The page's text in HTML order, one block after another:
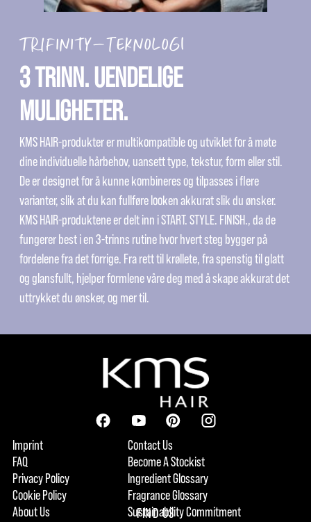
TRIFINITY-TEKNOLOGI
3 TRINN. UENDELIGE
MULIGHETER.
KMS HAIR-produkter er multikompatible og utviklet for å møte
dine individuelle hårbehov, uansett type, tekstur, form eller stil.
De er designet for å kunne kombineres og tilpasses i flere
varianter, slik at du kan fullføre looken akkurat slik du ønsker.
KMS HAIR-produktene er delt inn i START. STYLE. FINISH., da de
fungerer best i en 3-trinns rutine hvor hvert steg bygger på
fordelene fra det forrige. Fra rett til krøllete, fra spenstig til glatt
og glansfullt, hjelper formlene våre deg med å skape akkurat det
uttrykket du ønsker, og mer til.
Imprint
FAQ
Privacy Policy
Cookie Policy
About Us
Contact Us
Become A Stockist
Ingredient Glossary
Fragrance Glossary
Sustainability Commitment
FIND US